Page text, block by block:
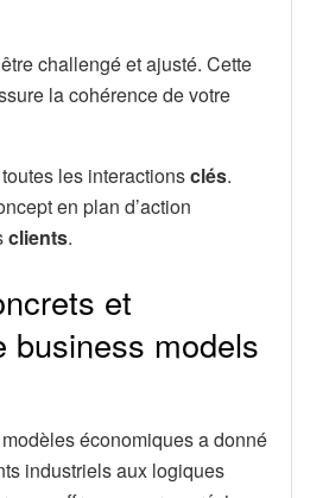
challengé et ajusté. Cette
la cohérence de votre
les interactionsclés.
en plan d’action
clients.
et
business models
économiques a donné
industriels aux logiques